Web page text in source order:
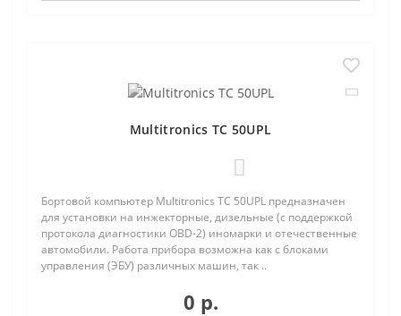
Multitronics TC 50UPL
Бортовой компьютер Multitronics TC 50UPL предназначен
для установки на инжекторные, дизельные (с поддержкой
протокола диагностики OBD-2) иномарки и отечественные
автомобили. Работа прибора возможна как с блоками
управления (ЭБУ) различных машин, так ..
0 р.